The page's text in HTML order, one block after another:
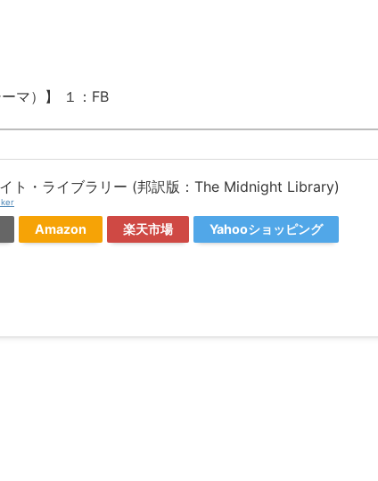
マ）】 １：FB
ト・ライブラリー (邦訳版：The Midnight Library)
Amazon 楽天市場 Yahooショッピング